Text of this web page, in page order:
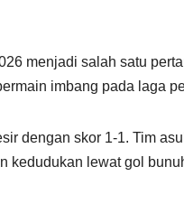
menjadi salah satu
imbang pada laga
dengan skor 1-1. Tim
kedudukan lewat gol